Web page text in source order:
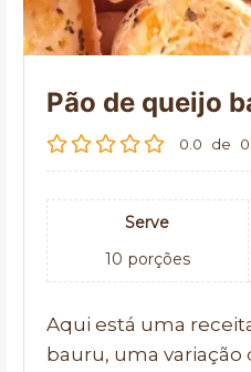
Pão de queijo
0.0 de 0
Serve
10 porções
Aqui está uma
bauru, uma variação